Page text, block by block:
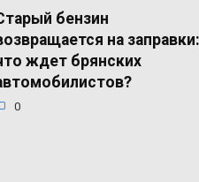
бензин
на заправки:
ждет брянских
0